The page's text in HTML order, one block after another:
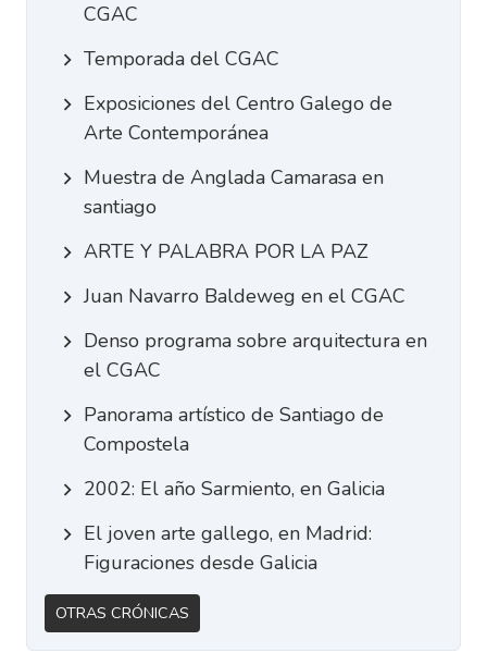
CGAC
Temporada del CGAC
Exposiciones del Centro Galego de
Arte Contemporánea
Muestra de Anglada Camarasa en
santiago
ARTE Y PALABRA POR LA PAZ
Juan Navarro Baldeweg en el CGAC
Denso programa sobre arquitectura en
el CGAC
Panorama artístico de Santiago de
Compostela
2002: El año Sarmiento, en Galicia
El joven arte gallego, en Madrid:
Figuraciones desde Galicia
Otras Crónicas